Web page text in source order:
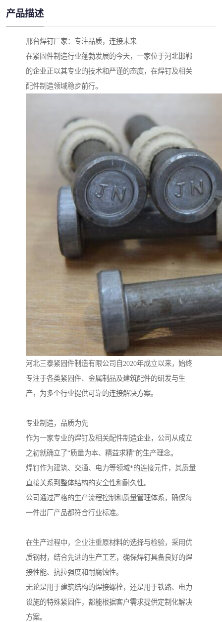
产品描述
邢台焊钉厂家：专注品质，连接未来
在紧固件制造行业蓬勃发展的今天，一家位于河北邯郸
的企业正以其专业的技术和严谨的态度，在焊钉及相关
配件制造领域稳步前行。
河北三泰紧固件制造有限公司自2020年成立以来，始终
专注于各类紧固件、金属制品及建筑配件的研发与生
产，为多个行业提供可靠的连接解决方案。
专业制造，品质为先
作为一家专业的焊钉及相关配件制造企业，公司从成立
之初就确立了“质量为本、精益求精”的生产理念。
焊钉作为建筑、交通、电力等领域*的连接元件，其质量
直接关系到整体结构的安全性和耐久性。
公司通过严格的生产流程控制和质量管理体系，确保每
一件出厂产品都符合行业标准。
在生产过程中，企业注重原材料的选择与检验，采用优
质钢材，结合先进的生产工艺，确保焊钉具备良好的焊
接性能、抗拉强度和耐腐蚀性。
无论是用于建筑结构的焊接螺栓，还是用于铁路、电力
设施的特殊紧固件，都能根据客户需求提供定制化解决
方案。